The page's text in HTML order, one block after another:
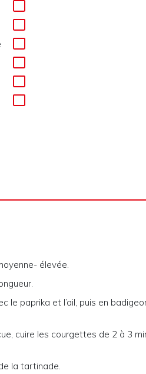
élevée.
le paprika et l’ail, puis en
cuire les courgettes de 2 à 3
la tartinade.